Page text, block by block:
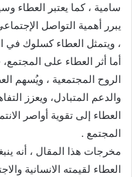
سامية ، كما يعتبر العطاء
يبرر أهمية التواصل
، ويتمثل العطاء كسلوك في
أما أثر العطاء على
الروح المجتمعية ، ويُسهم
والدعم المتبادل، ويعزز
العطاء إلى تقوية أواصر
المجتمع .
مخرجات هذا المقال ، أنه
العطاء لقيمته الانسانية